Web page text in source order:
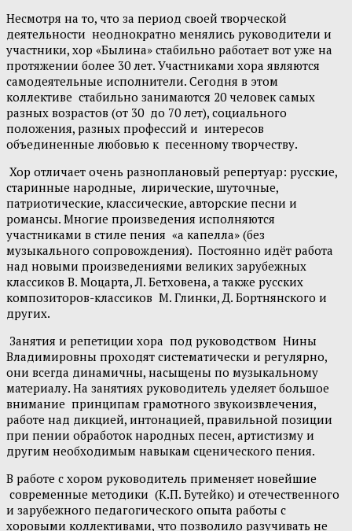
Несмотря на то, что за период своей творческой
деятельности неоднократно менялись руководители и
участники, хор «Былина» стабильно работает вот уже на
протяжении более 30 лет. Участниками хора являются
самодеятельные исполнители. Сегодня в этом
коллективе стабильно занимаются 20 человек самых
разных возрастов (от 30 до 70 лет), социального
положения, разных профессий и интересов
объединенные любовью к песенному творчеству.
Хор отличает очень разноплановый репертуар: русские,
старинные народные, лирические, шуточные,
патриотические, классические, авторские песни и
романсы. Многие произведения исполняются
участниками в стиле пения «а капелла» (без
музыкального сопровождения). Постоянно идёт работа
над новыми произведениями великих зарубежных
классиков В. Моцарта, Л. Бетховена, а также русских
композиторов-классиков М. Глинки, Д. Бортнянского и
других.
Занятия и репетиции хора под руководством Нины
Владимировны проходят систематически и регулярно,
они всегда динамичны, насыщены по музыкальному
материалу. На занятиях руководитель уделяет большое
внимание принципам грамотного звукоизвлечения,
работе над дикцией, интонацией, правильной позиции
при пении обработок народных песен, артистизму и
другим необходимым навыкам сценического пения.
В работе с хором руководитель применяет новейшие
современные методики (К.П. Бутейко) и отечественного
и зарубежного педагогического опыта работы с
хоровыми коллективами, что позволило разучивать не